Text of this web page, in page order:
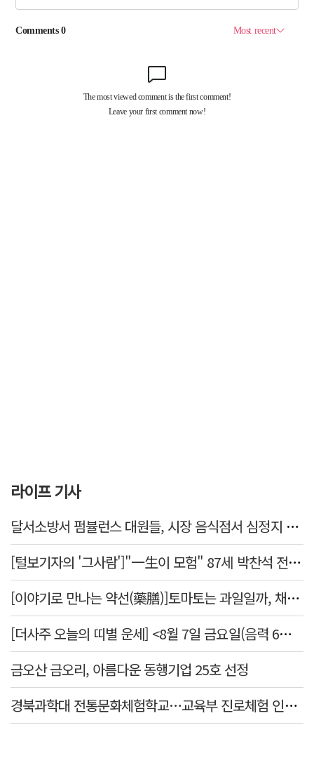
라이프 기사
달서소방서 펌뷸런스 대원들, 시장 음식점서 심정지 환자 생명 살려
[털보기자의 '그사람']"一生이 모험" 87세 박찬석 전 경북대 총장
[이야기로 만나는 약선(藥膳)]토마토는 과일일까, 채소일까
[더사주 오늘의 띠별 운세] <8월 7일 금요일(음력 6월25일)>
금오산 금오리, 아름다운 동행기업 25호 선정
경북과학대 전통문화체험학교…교육부 진로체험 인증기관 선정